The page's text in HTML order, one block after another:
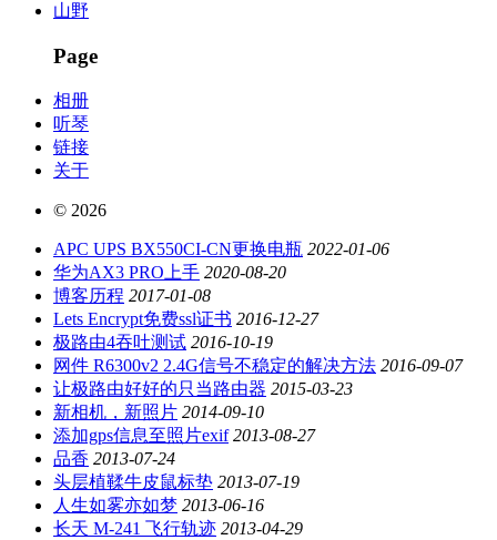
山野
Page
相册
听琴
链接
关于
© 2026
APC UPS BX550CI-CN更换电瓶 2022-01-06
华为AX3 PRO上手 2020-08-20
博客历程 2017-01-08
Lets Encrypt免费ssl证书 2016-12-27
极路由4吞吐测试 2016-10-19
网件 R6300v2 2.4G信号不稳定的解决方法 2016-09-07
让极路由好好的只当路由器 2015-03-23
新相机，新照片 2014-09-10
添加gps信息至照片exif 2013-08-27
品香 2013-07-24
头层植鞣牛皮鼠标垫 2013-07-19
人生如雾亦如梦 2013-06-16
长天 M-241 飞行轨迹 2013-04-29